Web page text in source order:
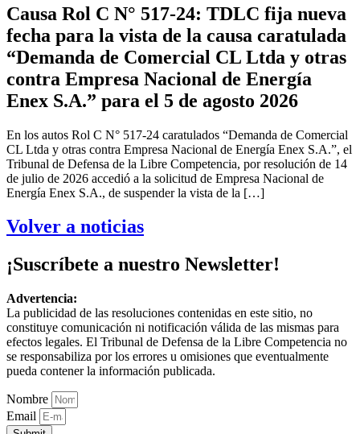
Causa Rol C N° 517-24: TDLC fija nueva
fecha para la vista de la causa caratulada
“Demanda de Comercial CL Ltda y otras
contra Empresa Nacional de Energía
Enex S.A.” para el 5 de agosto 2026
En los autos Rol C N° 517-24 caratulados “Demanda de Comercial
CL Ltda y otras contra Empresa Nacional de Energía Enex S.A.”, el
Tribunal de Defensa de la Libre Competencia, por resolución de 14
de julio de 2026 accedió a la solicitud de Empresa Nacional de
Energía Enex S.A., de suspender la vista de la […]
Volver a noticias
¡Suscríbete a nuestro Newsletter!
Advertencia:
La publicidad de las resoluciones contenidas en este sitio, no
constituye comunicación ni notificación válida de las mismas para
efectos legales. El Tribunal de Defensa de la Libre Competencia no
se responsabiliza por los errores u omisiones que eventualmente
pueda contener la información publicada.
Nombre
Email